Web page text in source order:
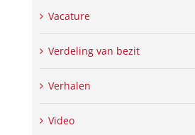
Vacature
Verdeling van bezit
Verhalen
Video